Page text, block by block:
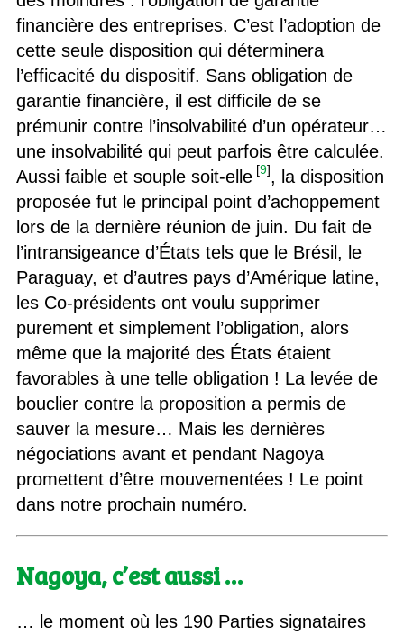
financière des entreprises. C’est l’adoption de
cette seule disposition qui déterminera
l’efficacité du dispositif. Sans obligation de
garantie financière, il est difficile de se
prémunir contre l’insolvabilité d’un opérateur…
une insolvabilité qui peut parfois être calculée.
Aussi faible et souple soit-elle [9], la disposition
proposée fut le principal point d’achoppement
lors de la dernière réunion de juin. Du fait de
l’intransigeance d’États tels que le Brésil, le
Paraguay, et d’autres pays d’Amérique latine,
les Co-présidents ont voulu supprimer
purement et simplement l’obligation, alors
même que la majorité des États étaient
favorables à une telle obligation ! La levée de
bouclier contre la proposition a permis de
sauver la mesure… Mais les dernières
négociations avant et pendant Nagoya
promettent d’être mouvementées ! Le point
dans notre prochain numéro.
Nagoya, c’est aussi …
… le moment où les 190 Parties signataires